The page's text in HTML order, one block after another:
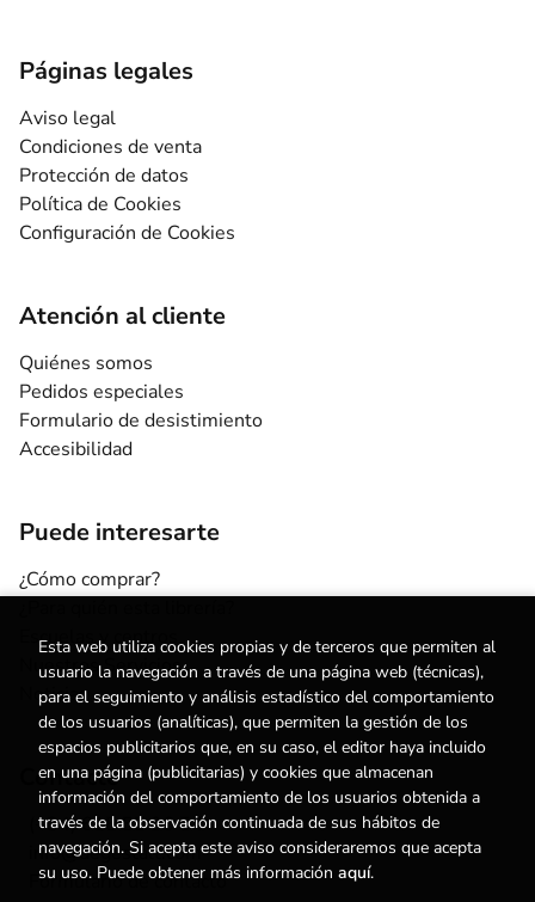
Páginas legales
Aviso legal
Condiciones de venta
Protección de datos
Política de Cookies
Configuración de Cookies
Atención al cliente
Quiénes somos
Pedidos especiales
Formulario de desistimiento
Accesibilidad
Puede interesarte
¿Cómo comprar?
Escuelas y centros
Nuestros Servicios
Noticias
Contacto
(+34) 615 55 96 54
info@degestalt.com
Formulario de contacto
Esta web utiliza cookies propias y de terceros que permiten al
usuario la navegación a través de una página web (técnicas),
para el seguimiento y análisis estadístico del comportamiento
de los usuarios (analíticas), que permiten la gestión de los
espacios publicitarios que, en su caso, el editor haya incluido
en una página (publicitarias) y cookies que almacenan
información del comportamiento de los usuarios obtenida a
través de la observación continuada de sus hábitos de
navegación. Si acepta este aviso consideraremos que acepta
su uso. Puede obtener más información aquí.